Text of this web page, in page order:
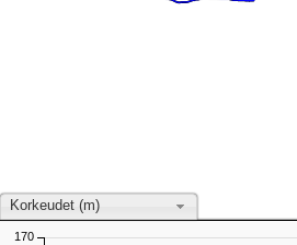
Korkeudet (m)
170